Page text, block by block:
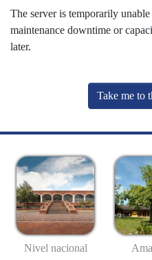
The server is temporarily
maintenance downtime or
later.
Take me to
Nivel nacional